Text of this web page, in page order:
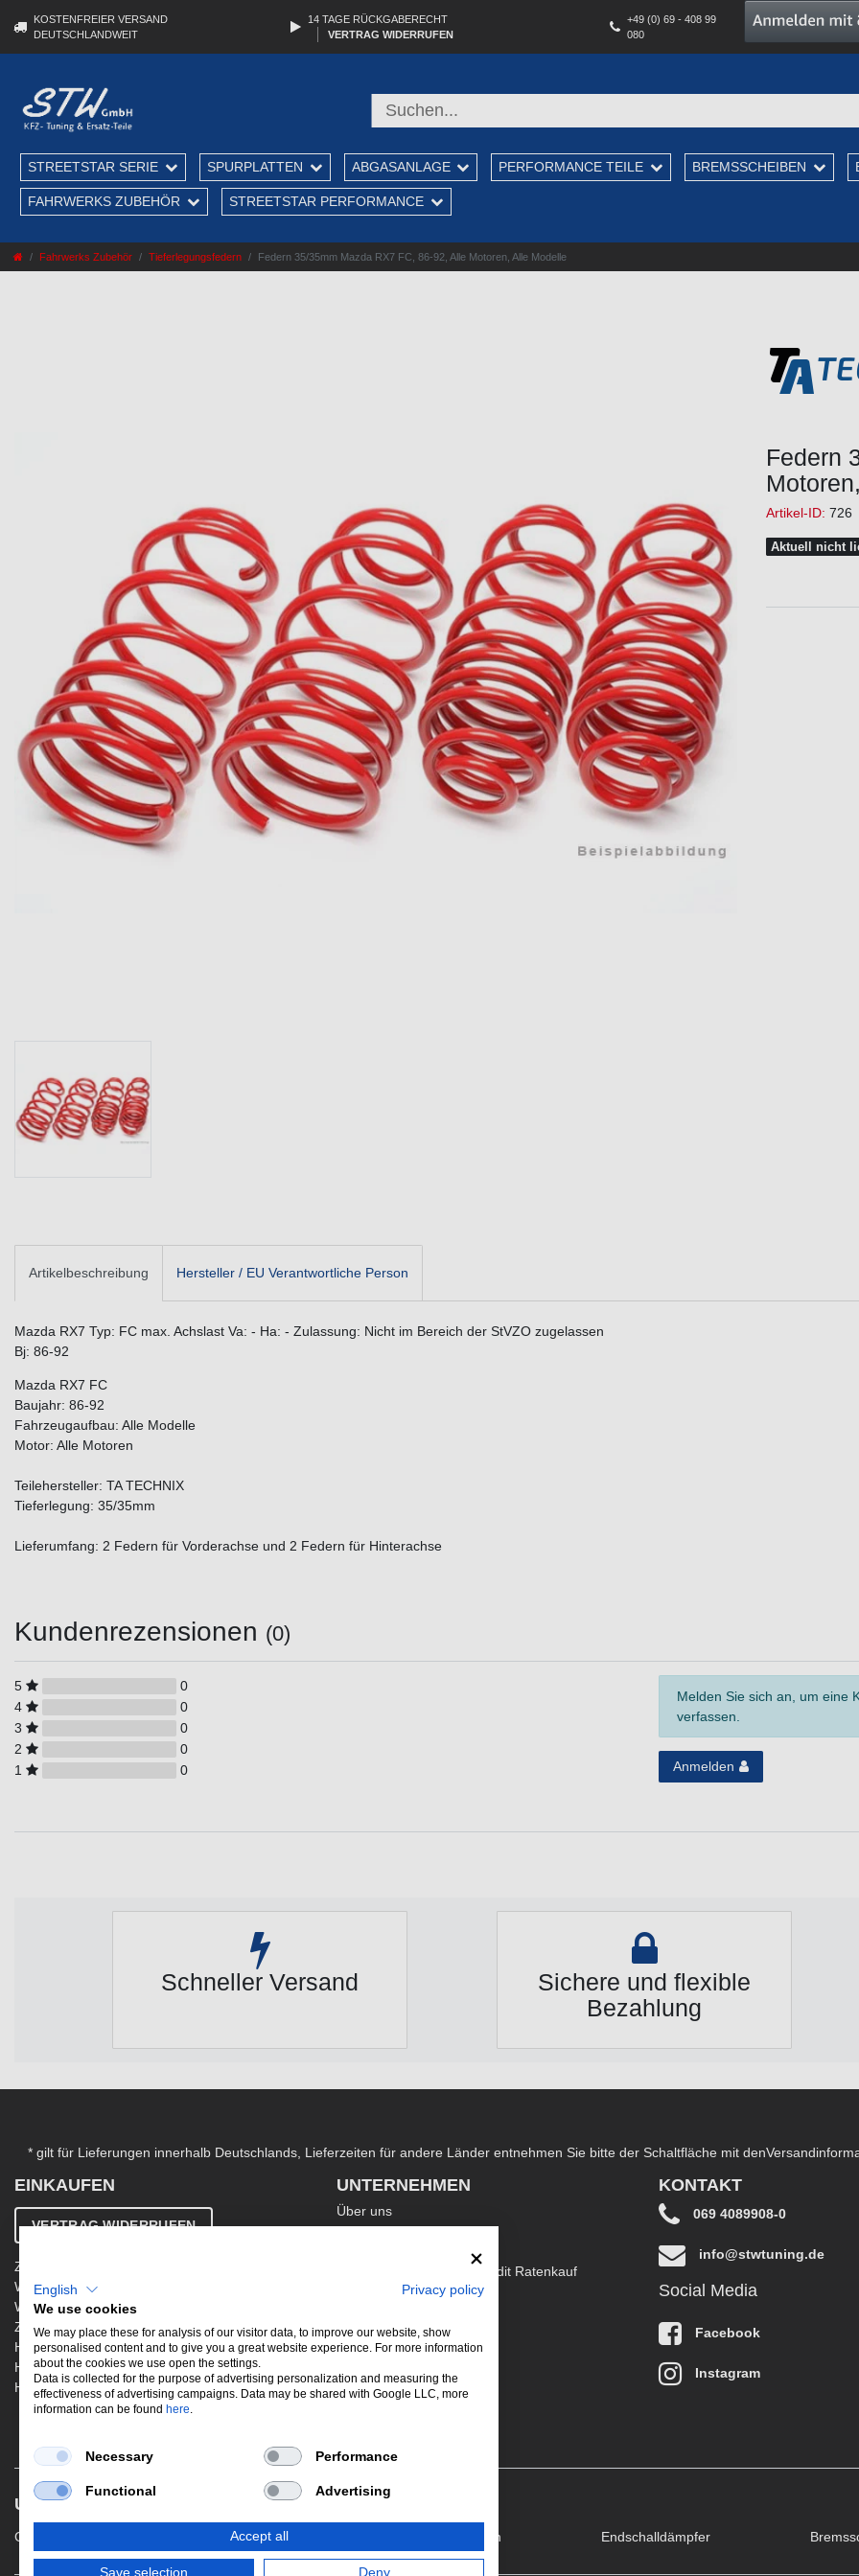
KOSTENFREIER VERSAND
DEUTSCHLANDWEIT
14 TAGE RÜCKGABERECHT
VERTRAG WIDERRUFEN
+49 (0) 69 - 408 99
080
STREETSTAR SERIE SPURPLATTEN ABGASANLAGE PERFORMANCE TEILE BREMSSCHEIBEN
FAHRWERKS ZUBEHÖR STREETSTAR PERFORMANCE
Fahrwerks Zubehör Tieferlegungsfedern Federn 35/35mm Mazda RX7 FC, 86-92, Alle Motoren, Alle Modelle
Federn
Artikel-ID: 726
Aktuell nicht
Artikelbeschreibung Hersteller / EU Verantwortliche Person
Mazda RX7 Typ: FC max. Achslast Va: - Ha: - Zulassung: Nicht im Bereich der StVZO zugelassen
Bj: 86-92
Mazda RX7 FC
Baujahr: 86-92
Fahrzeugaufbau: Alle Modelle
Motor: Alle Motoren
Teilehersteller: TA TECHNIX
Tieferlegung: 35/35mm
Lieferumfang: 2 Federn für Vorderachse und 2 Federn für Hinterachse
Kundenrezensionen (0)
5
0
4
0
3
0
2
0
1
0
Melden Sie sich an, um eine
verfassen.
Anmelden
Schneller Versand
Sichere und flexible
Bezahlung
* gilt für Lieferungen innerhalb Deutschlands, Lieferzeiten für andere Länder entnehmen Sie bitte der Schaltfläche mit den
EINKAUFEN
VERTRAG WIDERRUFEN
Zahlung & Versand
Widerrufsbelehrung
Warenkorb
Zur Kasse
Hinweis zur Altölentsorgung
Hinweis zur Batterieentsorgung
Händler werden
UNTERNEHMEN
Über uns
Kontakt
Ergänzende AGB EasyCredit Ratenkauf
Datenschutzerklärung
Jobs
Newsletter
KONTAKT
069 4089908-0
info@stwtuning.de
Social Media
Facebook
Instagram
UNSERE BELIEBTESTEN PRODUKTE
Gewindefahrwerke Performance Auspuffklappen Endschalldämpfer
English
Privacy policy
We use cookies
We may place these for analysis of our visitor data, to improve our website, show
personalised content and to give you a great website experience. For more information
about the cookies we use open the settings.
Data is collected for the purpose of advertising personalization and measuring the
effectiveness of advertising campaigns. Data may be shared with Google LLC, more
information can be found here.
Necessary Performance
Functional Advertising
Accept all
Save selection Deny